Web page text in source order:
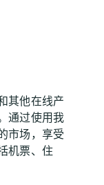
其他在线产
通过使用我
市场，享受
机票、住